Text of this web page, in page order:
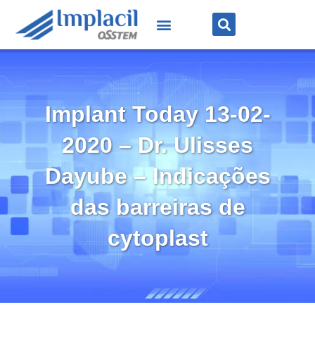
Implant Today 13-02-
2020 – Dr. Ulisses
Dayube – Indicações
das barreiras de
cytoplast